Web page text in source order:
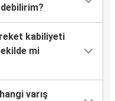
kabiliyeti
mi
varış